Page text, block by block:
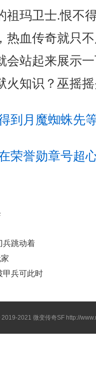
祖玛卫士.恨不
热血传奇就只
会站起来展示
火知识？巫摇
到月魔蜘蛛先
荣誉勋章号超
兵跳动着
甲兵可此时
2021 微变传奇SF http://